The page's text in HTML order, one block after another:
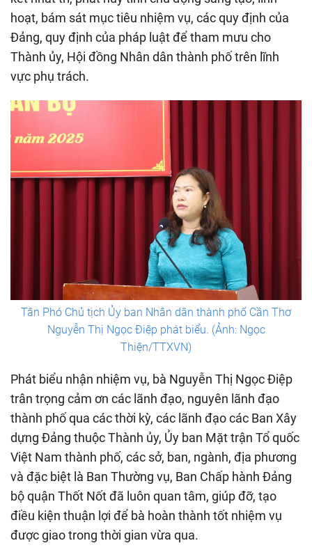
hoạt, bám sát mục tiêu nhiệm vụ, các quy định của
Đảng, quy định của pháp luật để tham mưu cho
Thành ủy, Hội đồng Nhân dân thành phố trên lĩnh
vực phụ trách.
Tân Phó Chủ tịch Ủy ban Nhân dân thành phố Cần Thơ
Nguyễn Thị Ngọc Điệp phát biểu. (Ảnh: Ngọc
Thiện/TTXVN)
Phát biểu nhận nhiệm vụ, bà Nguyễn Thị Ngọc Điệp
trân trọng cảm ơn các lãnh đạo, nguyên lãnh đạo
thành phố qua các thời kỳ, các lãnh đạo các Ban Xây
dựng Đảng thuộc Thành ủy, Ủy ban Mặt trận Tổ quốc
Việt Nam thành phố, các sở, ban, ngành, địa phương
và đặc biệt là Ban Thường vụ, Ban Chấp hành Đảng
bộ quận Thốt Nốt đã luôn quan tâm, giúp đỡ, tạo
điều kiện thuận lợi để bà hoàn thành tốt nhiệm vụ
được giao trong thời gian vừa qua.